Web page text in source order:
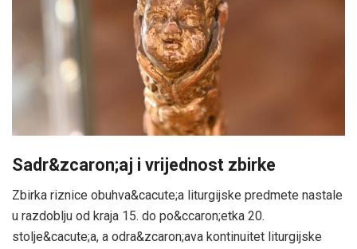
Sadr&zcaron;aj i vrijednost zbirke
Zbirka riznice obuhva&cacute;a liturgijske predmete nastale
u razdoblju od kraja 15. do po&ccaron;etka 20.
stolje&cacute;a, a odra&zcaron;ava kontinuitet liturgijske